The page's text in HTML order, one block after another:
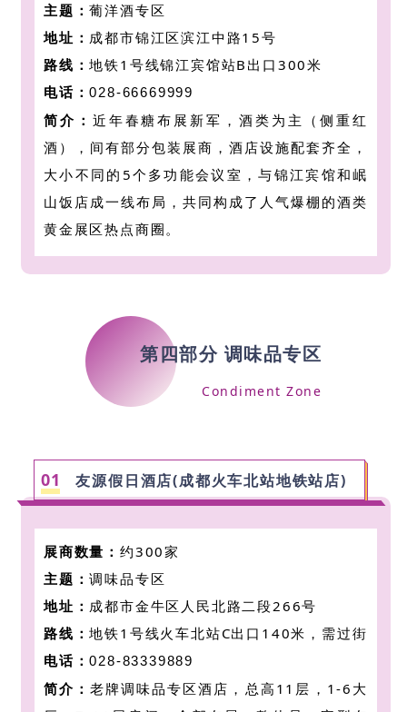
主题：葡洋酒专区
地址： 成都市锦江区滨江中路15号
路线：地铁1号线锦江宾馆站B出口300米
电话：028-66669999
简介： 近年春糖布展新军，酒类为主（侧重红
酒），间有部分包装展商，酒店设施配套齐全，
大小不同的5个多功能会议室，与锦江宾馆和岷
山饭店成一线布局，共同构成了人气爆棚的酒类
黄金展区热点商圈。
第四部分 调味品专区
Condiment Zone
01 友源假日酒店(成都火车北站地铁站店)
展商数量： 约300家
主题：调味品专区
地址： 成都市金牛区人民北路二段266号
路线：地铁1号线火车北站C出口140米，需过街
电话：028-83339889
简介：老牌调味品专区酒店， 总高11层，1-6大